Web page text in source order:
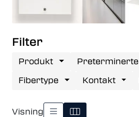
Filter
Produkt
Preterminerte
Fibertype
Kontakt
Visning